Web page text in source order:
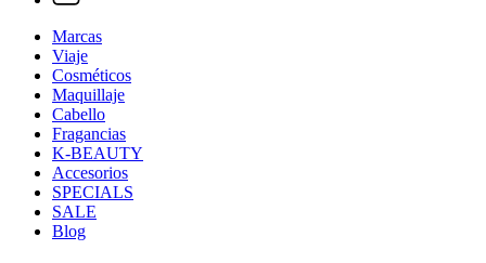
Marcas
Viaje
Cosméticos
Maquillaje
Cabello
Fragancias
K-BEAUTY
Accesorios
SPECIALS
SALE
Blog